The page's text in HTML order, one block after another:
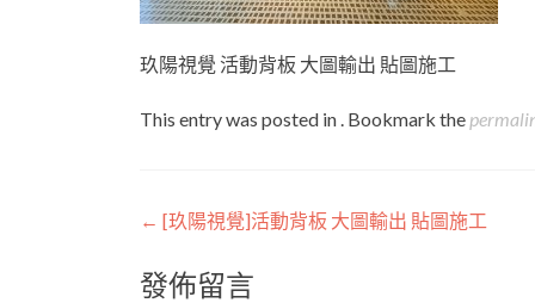
玖陽視覺 活動背板 大圖輸出 貼圖施工
This entry was posted in . Bookmark the
Post
navigation
← [玖陽視覺]活動背板 大圖輸出 貼圖施工
發佈留言